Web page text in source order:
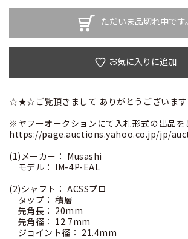
ただいま品切れ中です。
お気に入りに追加
☆★☆ご覧頂きまして ありがとうござい
※ヤフーオークションにて入札形式の出品を
https://page.auctions.yahoo.co.jp/jp/
(1)メーカー： Musashi
モデル： IM-4P-EAL
(2)シャフト： ACSSプロ
タップ： 積層
先角長： 20mm
先角径： 12.7mm
ジョイント径： 21.4mm